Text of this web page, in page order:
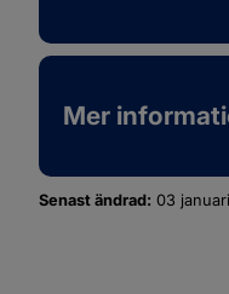
Mer
Senast ändrad: 03